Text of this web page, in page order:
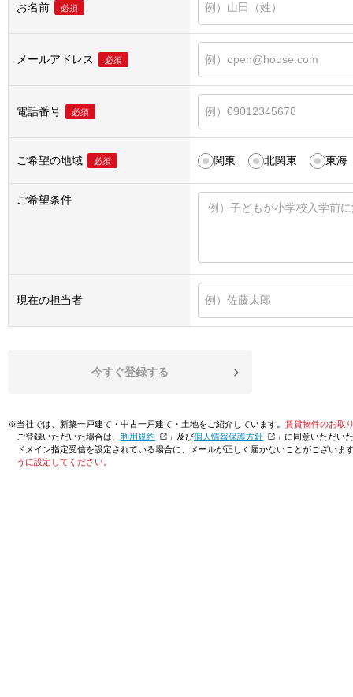
お名前 必須
メールアドレス 必須
電話番号 必須
ご希望の地域 必須 関東 北関東 東海
ご希望条件
現在の担当者
今すぐ登録する
※当社では、新築一戸建て・中古一戸建て・土地をご紹介しています。 賃貸物件のお取
ご登録いただいた場合は、「利用規約 」及び「個人情報保護方針
」に同意いただい
ドメイン指定受信を設定されている場合に、メールが正しく届かないことがございます
うに設定してください。